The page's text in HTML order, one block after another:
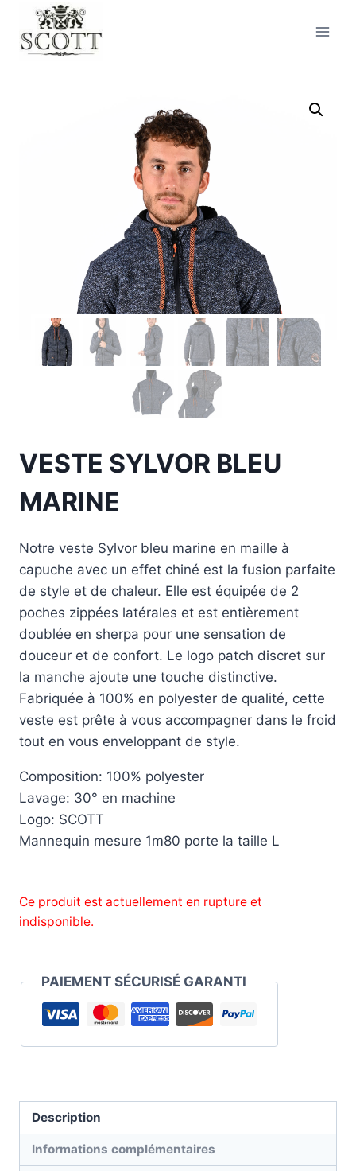
VESTE SYLVOR BLEU
MARINE
Notre veste Sylvor bleu marine en maille à
capuche avec un effet chiné est la fusion parfaite
de style et de chaleur. Elle est équipée de 2
poches zippées latérales et est entièrement
doublée en sherpa pour une sensation de
douceur et de confort. Le logo patch discret sur
la manche ajoute une touche distinctive.
Fabriquée à 100% en polyester de qualité, cette
veste est prête à vous accompagner dans le froid
tout en vous enveloppant de style.
Composition: 100% polyester
Lavage: 30° en machine
Logo: SCOTT
Mannequin mesure 1m80 porte la taille L
Ce produit est actuellement en rupture et
indisponible.
PAIEMENT SÉCURISÉ GARANTI
Description
Informations complémentaires